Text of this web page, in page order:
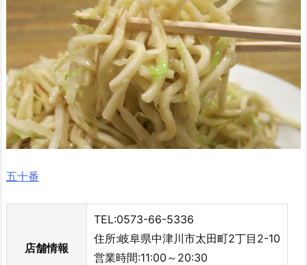
五十番
店舗情報
TEL:0573-66-5336
住所:岐阜県中津川市太田町2丁目2-10
営業時間:11:00～20:30